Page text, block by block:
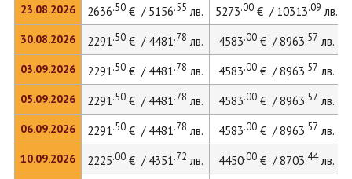
23.08.2026
30.08.2026
03.09.2026
05.09.2026
06.09.2026
10.09.2026
2636.50€ / 5156.55 лв. 5273.00€ / 10313.09 лв.
2291.50€ / 4481.78 лв. 4583.00€ / 8963.57 лв.
2291.50€ / 4481.78 лв. 4583.00€ / 8963.57 лв.
2291.50€ / 4481.78 лв. 4583.00€ / 8963.57 лв.
2291.50€ / 4481.78 лв. 4583.00€ / 8963.57 лв.
2225.00€ / 4351.72 лв. 4450.00€ / 8703.44лв.